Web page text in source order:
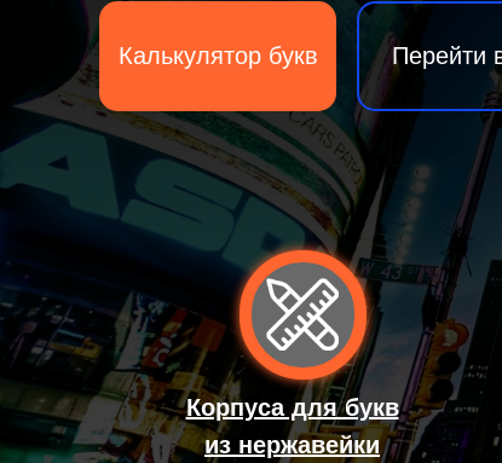
Калькулятор букв Перейти
Корпуса для букв
из нержавейки